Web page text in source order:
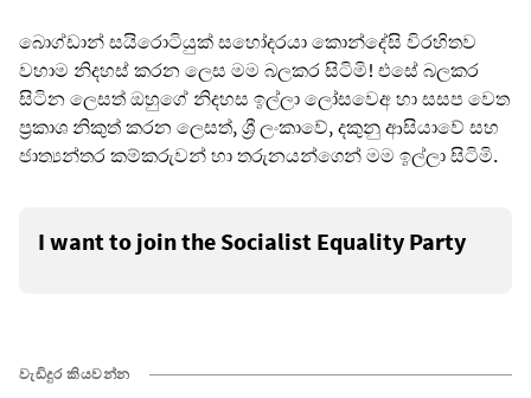
බොග්ඩාන් සයිරොටියුක් සහෝදරයා කොන්දේසි විරහිතව
වහාම නිදහස් කරන ලෙස මම බලකර සිටිමි! එසේ බලකර
සිටින ලෙසත් ඔහුගේ නිදහස ඉල්ලා ලෝසවෙඅ හා සසප වෙත
ප්‍රකාශ නිකුත් කරන ලෙසත්, ශ්‍රී ලංකාවේ, දකුනු ආසියාවේ සහ
ජාත්‍යන්තර කම්කරුවන් හා තරුනයන්ගෙන් මම ඉල්ලා සිටිමි.
I want to join the Socialist Equality Party
වැඩිදුර කියවන්න